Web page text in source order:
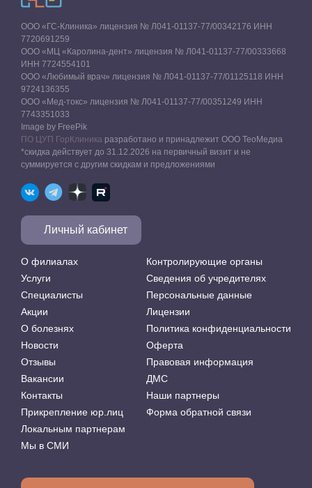
ООО «ГС-Клиника» лицензия № Л041-01137-77/00342176 ИНН
7720691259
ООО «МЦ «Каролина-дент» лицензия № Л041-01137-77/00333668
ИНН 7724554101
ООО «Любимый врач» лицензия № Л041-01137-77/01125118 ИНН
9724136355
ООО «Мед-токс» лицензия № Л041-01137-77/00351249 ИНН
7743351033
Image by FreePik
ПО ЦУП ГорКлиника разработано и принадлежит ООО ТеоМедиа
*скидка действует до 31.12.2026 на первичный визит и не
суммируется с другим скидкам и предложениями
О филиалах
Услуги
Специалисты
Акции
О болезнях
Новости
Отзывы
Вакансии
Контакты
Прикрепление юр.лиц
Локальным партнерам
Мы в СМИ
Контролирующие органы
Сведения об учредителях
Персональные данные
Лицензии
Политика конфиденциальности
Оферта
Правовая информация
ДМС
Наши партнеры
Форма обратной связи
Личный кабинет